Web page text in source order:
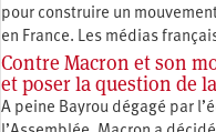
pour construire un
en France. Les médias
Contre Macron et son
et poser la question de
A peine Bayrou dégagé par